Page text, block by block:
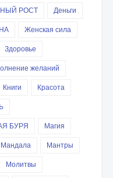
РОСТ
Деньги
Женская сила
Здоровье
желаний
Книги
Красота
БУРЯ
Магия
Мандала
Мантры
Молитвы